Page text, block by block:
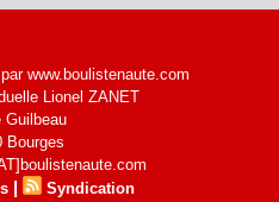
www.boulistenaute.com
Lionel ZANET
Guilbeau
Bourges
| Syndication